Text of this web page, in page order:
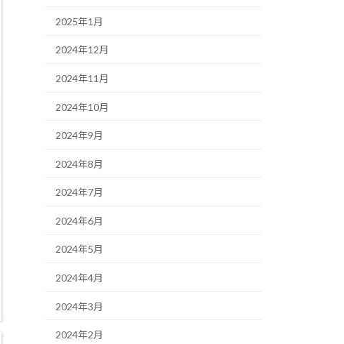
2025年1月
2024年12月
2024年11月
2024年10月
2024年9月
2024年8月
2024年7月
2024年6月
2024年5月
2024年4月
2024年3月
2024年2月